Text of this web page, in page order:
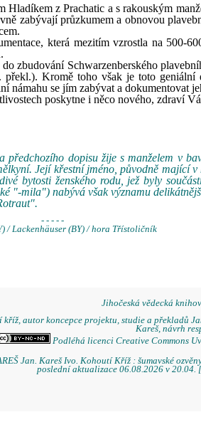
Hladíkem z Prachatic a s rakouským
zabývají průzkumem a obnovou
která mezitím vzrostla na 500-
zbudování Schwarzenberského
Kromě toho však je toto geniální
námahu se jím zabývat a dokumentovat
poskytne i něco nového, zdraví
dopisu žije s manželem v
Její křestní jméno, původně mající
bytosti ženského rodu, jež byly
"-mila") nabývá však významu
- - - - -
/ Lackenhäuser (BY) / hora Třístoličník
Jihočeská vědecká
autor koncepce projektu, studie a překladů
Kareš, návrh
Podléhá licenci Creative Commons
Jan. Kareš Ivo. Kohoutí Kříž : šumavské
poslední aktualizace 06.08.2026 v 20.04.